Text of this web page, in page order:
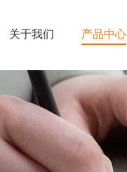
关于我们 产品中心